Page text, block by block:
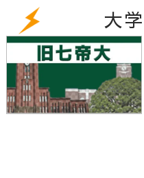
▼東京農工大学農学部の
https://
▼東京農工大学のキャン
大